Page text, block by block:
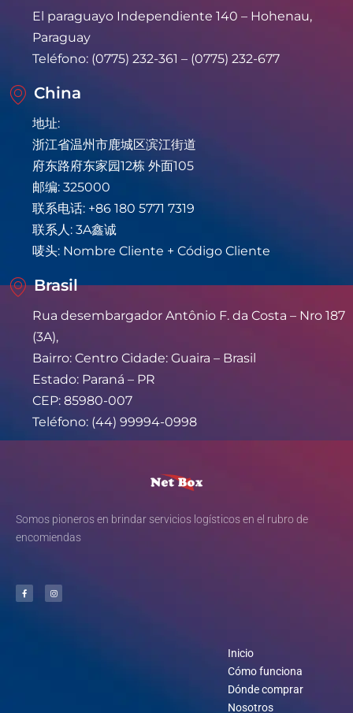
El paraguayo Independiente 140 – Hohenau,
Paraguay
Teléfono: (0775) 232-361 – (0775) 232-677
China
地址:
浙江省温州市鹿城区滨江街道
府东路府东家园12栋 外面105
邮编: 325000
联系电话: +86 180 5771 7319
联系人: 3A鑫诚
唛头: Nombre Cliente + Código Cliente
Brasil
Rua desembargador Antônio F. da Costa – Nro 187
(3A),
Bairro: Centro Cidade: Guaira – Brasil
Estado: Paraná – PR
CEP: 85980-007
Teléfono: (44) 99994-0998
Somos pioneros en brindar servicios logísticos en el rubro de
encomiendas
Inicio
Cómo funciona
Dónde comprar
Nosotros